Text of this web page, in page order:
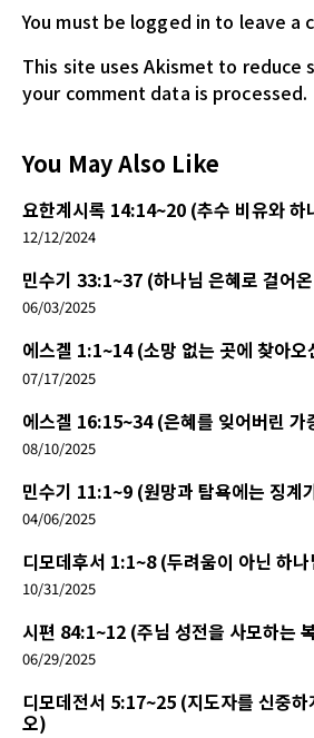
You must be logged in to leave a
This site uses Akismet to reduce
your comment data is processed.
You May Also Like
요한계시록 14:14~20 (추수 비유와 하
12/12/2024
민수기 33:1~37 (하나님 은혜로 걸어
06/03/2025
에스겔 1:1~14 (소망 없는 곳에 찾아
07/17/2025
에스겔 16:15~34 (은혜를 잊어버린 가
08/10/2025
민수기 11:1~9 (원망과 탐욕에는 징계
04/06/2025
디모데후서 1:1~8 (두려움이 아닌 하
10/31/2025
시편 84:1~12 (주님 성전을 사모하는
06/29/2025
디모데전서 5:17~25 (지도자를 신중하
오)